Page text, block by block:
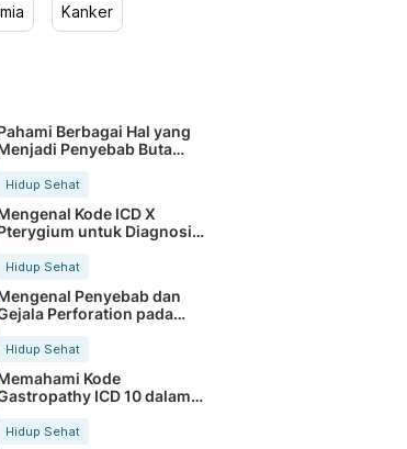
Kanker
Berbagai Hal yang
Penyebab Buta
Hidup Sehat
Kode ICD X
untuk Diagnosis
Hidup Sehat
Penyebab dan
Perforation pada
Hidup Sehat
Kode
ICD 10 dalam
Medis Pasien
Hidup Sehat